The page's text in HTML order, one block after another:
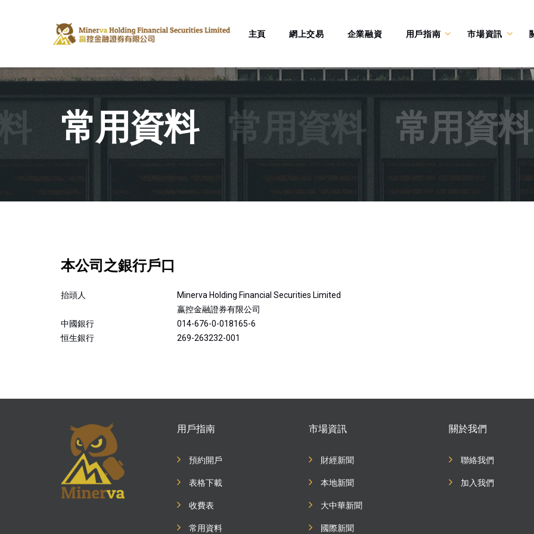
主頁 網上交易 企業融資 用戶指南 市場資訊
常用資料 常用資料 常用資料
本公司之銀行戶口
抬頭人
Minerva Holding Financial Securities Limited
嬴控金融證券有限公司
中國銀行
014-676-0-018165-6
恒生銀行
269-263232-001
用戶指南
預約開戶
表格下載
收費表
常用資料
市場資訊
財經新聞
本地新聞
大中華新聞
國際新聞
關於我們
聯絡我們
加入我們